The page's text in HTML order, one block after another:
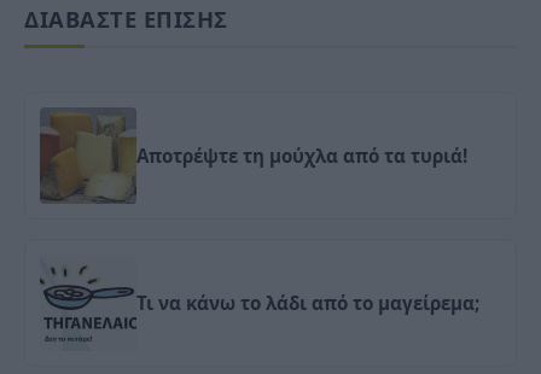
ΔΙΑΒΑΣΤΕ ΕΠΙΣΗΣ
Αποτρέψτε τη μούχλα από τα τυριά!
Τι να κάνω το λάδι από το μαγείρεμα;